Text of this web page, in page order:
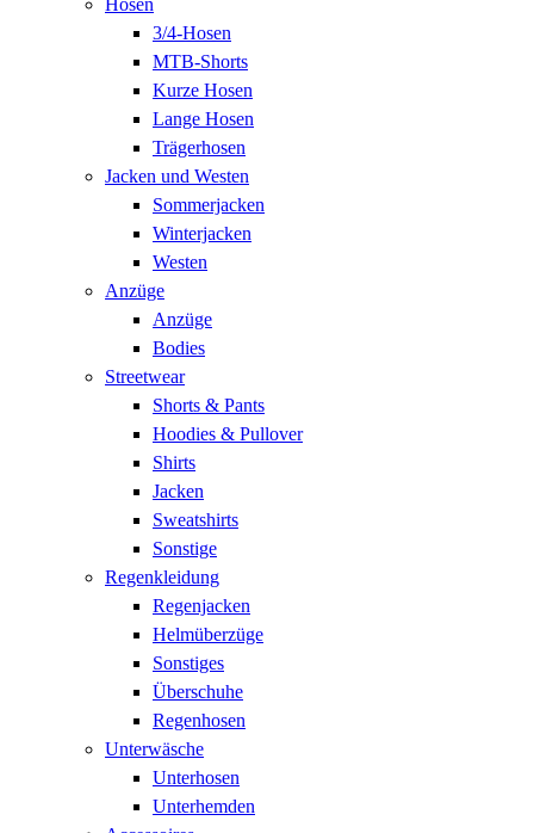
3/4-Hosen
MTB-Shorts
Kurze Hosen
Lange Hosen
Trägerhosen
Jacken und Westen
Sommerjacken
Winterjacken
Westen
Anzüge
Anzüge
Bodies
Streetwear
Shorts & Pants
Hoodies & Pullover
Shirts
Jacken
Sweatshirts
Sonstige
Regenkleidung
Regenjacken
Helmüberzüge
Sonstiges
Überschuhe
Regenhosen
Unterwäsche
Unterhosen
Unterhemden